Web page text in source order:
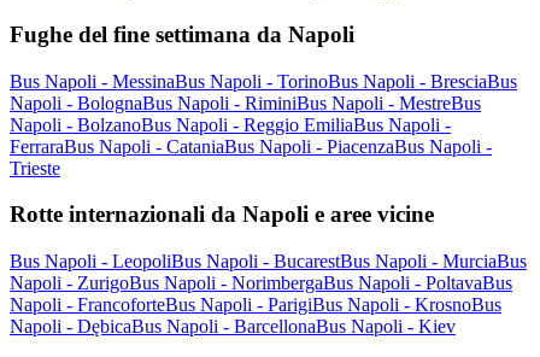
Fughe del fine settimana da Napoli
Bus Napoli - MessinaBus Napoli - TorinoBus Napoli - BresciaBus
Napoli - BolognaBus Napoli - RiminiBus Napoli - MestreBus
Napoli - BolzanoBus Napoli - Reggio EmiliaBus Napoli -
FerraraBus Napoli - CataniaBus Napoli - PiacenzaBus Napoli -
Trieste
Rotte internazionali da Napoli e aree vicine
Bus Napoli - LeopoliBus Napoli - BucarestBus Napoli - MurciaBus
Napoli - ZurigoBus Napoli - NorimbergaBus Napoli - PoltavaBus
Napoli - FrancoforteBus Napoli - ParigiBus Napoli - KrosnoBus
Napoli - DębicaBus Napoli - BarcellonaBus Napoli - Kiev